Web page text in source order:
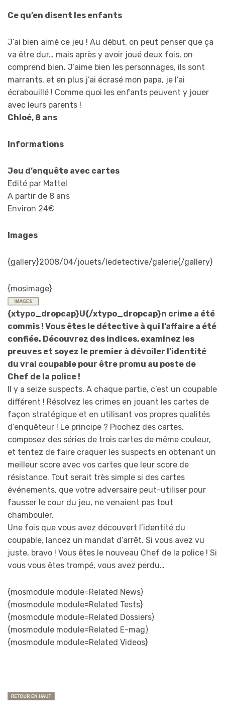
Ce qu’en disent les enfants
J’ai bien aimé ce jeu ! Au début, on peut penser que ça
va être dur… mais après y avoir joué deux fois, on
comprend bien. J’aime bien les personnages, ils sont
marrants, et en plus j’ai écrasé mon papa, je l’ai
écrabouillé ! Comme quoi les enfants peuvent y jouer
avec leurs parents !
Chloé, 8 ans
Informations
Jeu d’enquête avec cartes
Edité par Mattel
A partir de 8 ans
Environ 24€
Images
{gallery}2008/04/jouets/ledetective/galerie{/gallery}
{mosimage}
{xtypo_dropcap}U{/xtypo_dropcap}n crime a été
commis ! Vous êtes le détective à qui l’affaire a été
confiée. Découvrez des indices, examinez les
preuves et soyez le premier à dévoiler l’identité
du vrai coupable pour être promu au poste de
Chef de la police !
Il y a seize suspects. A chaque partie, c’est un coupable
différent ! Résolvez les crimes en jouant les cartes de
façon stratégique et en utilisant vos propres qualités
d’enquêteur ! Le principe ? Piochez des cartes,
composez des séries de trois cartes de même couleur,
et tentez de faire craquer les suspects en obtenant un
meilleur score avec vos cartes que leur score de
résistance. Tout serait très simple si des cartes
événements, que votre adversaire peut-utiliser pour
fausser le cour du jeu, ne venaient pas tout
chambouler.
Une fois que vous avez découvert l’identité du
coupable, lancez un mandat d’arrêt. Si vous avez vu
juste, bravo ! Vous êtes le nouveau Chef de la police ! Si
vous vous êtes trompé, vous avez perdu…
{mosmodule module=Related News}
{mosmodule module=Related Tests}
{mosmodule module=Related Dossiers}
{mosmodule module=Related E-mag}
{mosmodule module=Related Videos}